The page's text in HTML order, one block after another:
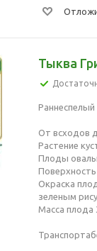
Тыква
От всходов
Растение
Плоды
Поверхность
Окраска
зеленым
Масса плода